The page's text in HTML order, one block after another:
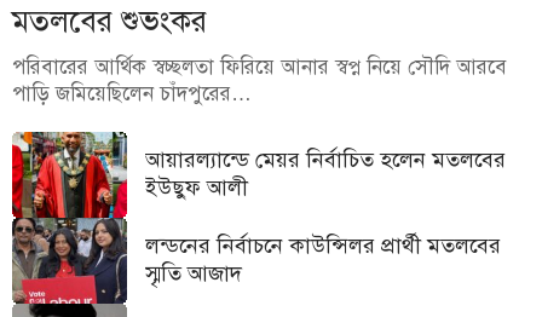
মতলবের শুভংকর
পরিবারের আর্থিক স্বচ্ছলতা ফিরিয়ে আনার স্বপ্ন নিয়ে সৌদি আরবে
পাড়ি জমিয়েছিলেন চাঁদপুরের…
আয়ারল্যান্ডে মেয়র নির্বাচিত হলেন মতলবের
ইউছুফ আলী
লন্ডনের নির্বাচনে কাউন্সিলর প্রার্থী মতলবের
স্মৃতি আজাদ